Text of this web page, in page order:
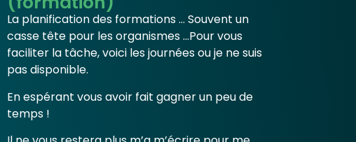
La planification des formations … Souvent un
casse tête pour les organismes …Pour vous
faciliter la tâche, voici les journées ou je ne suis
pas disponible.
En espérant vous avoir fait gagner un peu de
temps !